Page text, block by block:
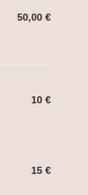
50,00 €
10 €
15 €